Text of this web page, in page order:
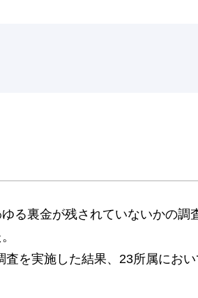
る裏金が残されていないかの
を実施した結果、23所属にお